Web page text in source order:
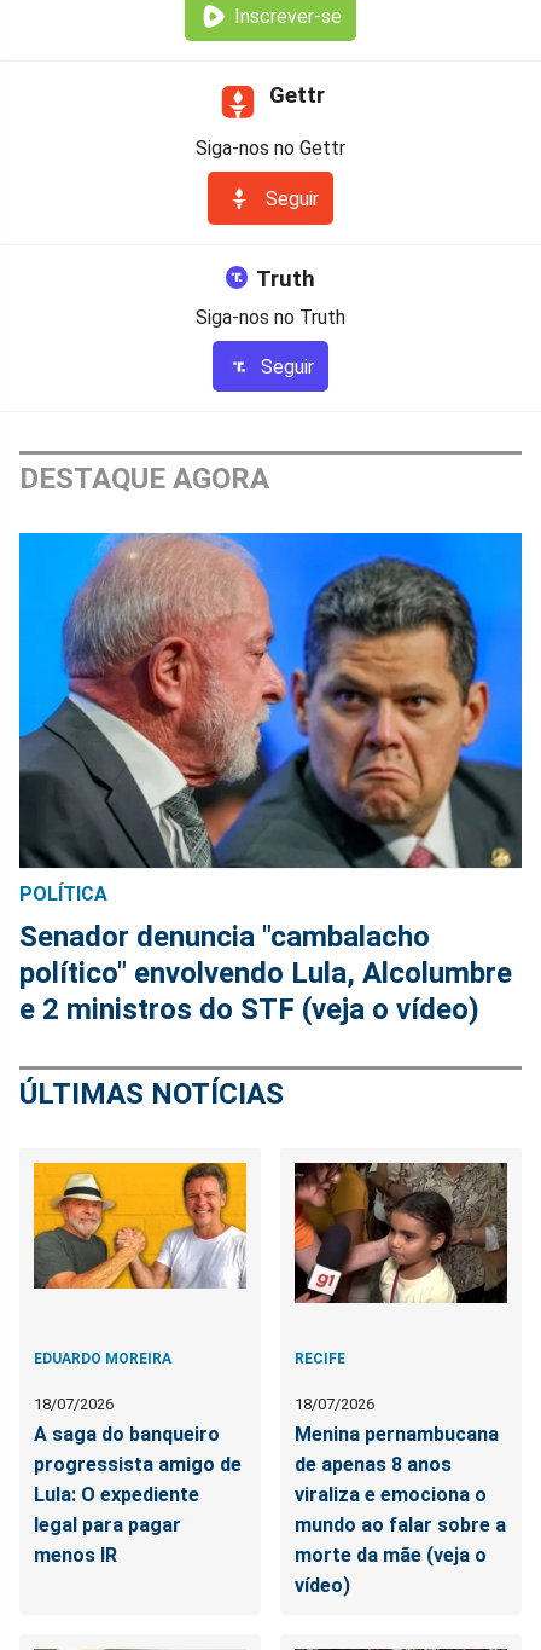
Inscrever-se
Gettr
Siga-nos no Gettr
Seguir
Truth
Siga-nos no Truth
Seguir
DESTAQUE AGORA
POLÍTICA
Senador denuncia "cambalacho
político" envolvendo Lula, Alcolumbre
e 2 ministros do STF (veja o vídeo)
ÚLTIMAS NOTÍCIAS
EDUARDO MOREIRA
18/07/2026
A saga do banqueiro
progressista amigo de
Lula: O expediente
legal para pagar
menos IR
RECIFE
18/07/2026
Menina pernambucana
de apenas 8 anos
viraliza e emociona o
mundo ao falar sobre a
morte da mãe (veja o
vídeo)